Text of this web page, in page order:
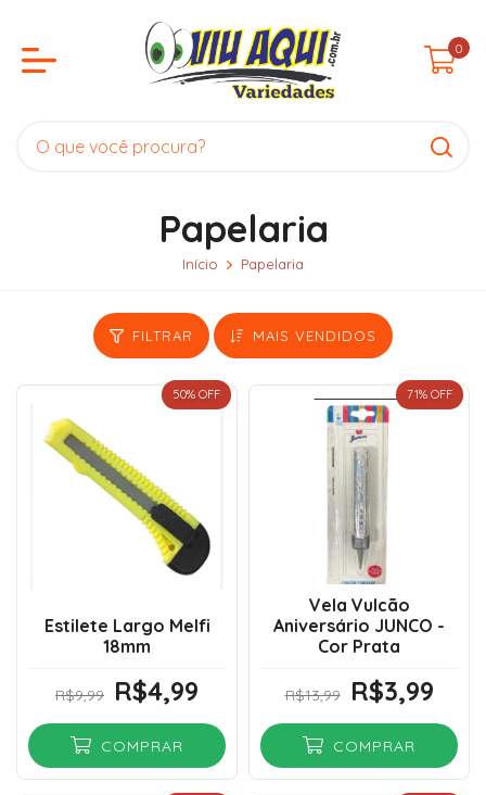
0
Papelaria
Início Papelaria
FILTRAR MAIS VENDIDOS
50% OFF
Estilete Largo Melfi
18mm
R$9,99 R$4,99
COMPRAR
71% OFF
Vela Vulcão
Aniversário JUNCO -
Cor Prata
R$13,99 R$3,99
COMPRAR